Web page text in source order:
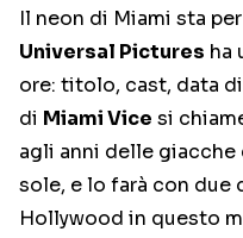
Il neon di Miami sta
Universal Pictures ha
ore: titolo, cast, data
di Miami Vice si
agli anni delle
sole, e lo farà con due
Hollywood in questo